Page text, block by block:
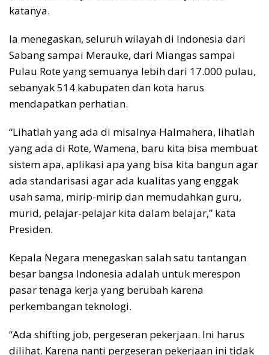
katanya.
Ia menegaskan, seluruh wilayah di Indonesia dari
Sabang sampai Merauke, dari Miangas sampai
Pulau Rote yang semuanya lebih dari 17.000 pulau,
sebanyak 514 kabupaten dan kota harus
mendapatkan perhatian.
“Lihatlah yang ada di misalnya Halmahera, lihatlah
yang ada di Rote, Wamena, baru kita bisa membuat
sistem apa, aplikasi apa yang bisa kita bangun agar
ada standarisasi agar ada kualitas yang enggak
usah sama, mirip-mirip dan memudahkan guru,
murid, pelajar-pelajar kita dalam belajar,” kata
Presiden.
Kepala Negara menegaskan salah satu tantangan
besar bangsa Indonesia adalah untuk merespon
pasar tenaga kerja yang berubah karena
perkembangan teknologi.
“Ada shifting job, pergeseran pekerjaan. Ini harus
dilihat. Karena nanti pergeseran pekerjaan ini tidak